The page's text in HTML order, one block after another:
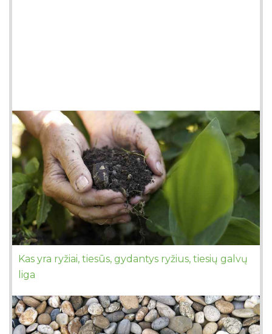
Kas yra ryžiai, tiesūs, gydantys ryžius, tiesių galvų
liga